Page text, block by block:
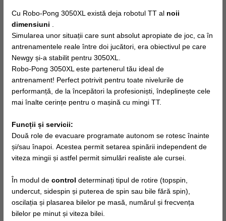
Cu Robo-Pong 3050XL există deja robotul TT al noii
dimensiuni
Simularea unor situații care sunt absolut apropiate de joc, ca în
antrenamentele reale între doi jucători, era obiectivul pe care
Newgy și-a stabilit pentru 3050XL.
Robo-Pong 3050XL este partenerul tău ideal de
antrenament! Perfect potrivit pentru toate nivelurile de
performanță, de la începători la profesioniști, îndeplinește cele
mai înalte cerințe pentru o mașină cu mingi TT.
Funcții și servicii:
Două role de evacuare programate autonom se rotesc înainte
și/sau înapoi. Acestea permit setarea spinării independent de
viteza mingii și astfel permit simulări realiste ale cursei.
În modul de control determinați tipul de rotire (topspin,
undercut, sidespin și puterea de spin sau bile fără spin),
oscilația și plasarea bilelor pe masă, numărul și frecvența
bilelor pe minut și viteza bilei.